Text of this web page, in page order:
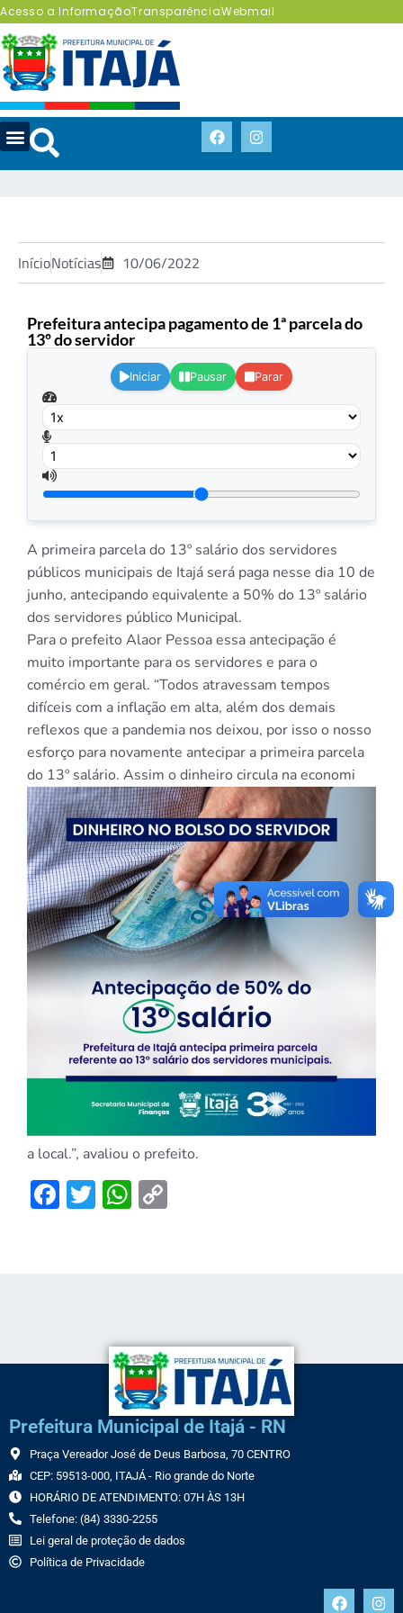
Acesso a InformaçãoTransparênciaWebmail
InícioNotícias 10/06/2022
Prefeitura antecipa pagamento de 1ª parcela do
13º do servidor.
Iniciar Pausar Parar
A primeira parcela do 13º salário dos servidores
públicos municipais de Itajá será paga nesse dia 10 de
junho, antecipando equivalente a 50% do 13º salário
dos servidores público Municipal.
Para o prefeito Alaor Pessoa essa antecipação é
muito importante para os servidores e para o
comércio em geral. “Todos atravessam tempos
difíceis com a inflação em alta, além dos demais
reflexos que a pandemia nos deixou, por isso o nosso
esforço para novamente antecipar a primeira parcela
do 13º salário. Assim o dinheiro circula na economi
a local.”, avaliou o prefeito.
Facebook
TwitterWhatsApp
Prefeitura Municipal de Itajá - RN
Praça Vereador José de Deus Barbosa, 70 CENTRO
CEP: 59513-000, ITAJÁ - Rio grande do Norte
HORÁRIO DE ATENDIMENTO: 07H ÀS 13H
Telefone: (84) 3330-2255
Lei geral de proteção de dados
Política de Privacidade